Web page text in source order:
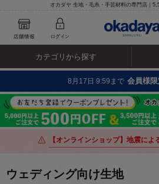
オカダヤ 生地・毛糸・手芸材料の専門店｜
カテゴリから探す
8月17日 9:59まで 会員様
【オンラインショップ】地震によ
ウェディング向け生地